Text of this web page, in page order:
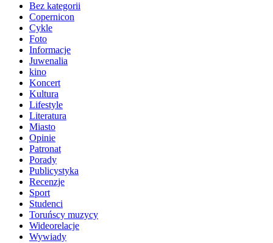
Bez kategorii
Copernicon
Cykle
Foto
Informacje
Juwenalia
kino
Koncert
Kultura
Lifestyle
Literatura
Miasto
Opinie
Patronat
Porady
Publicystyka
Recenzje
Sport
Studenci
Toruńscy muzycy
Wideorelacje
Wywiady